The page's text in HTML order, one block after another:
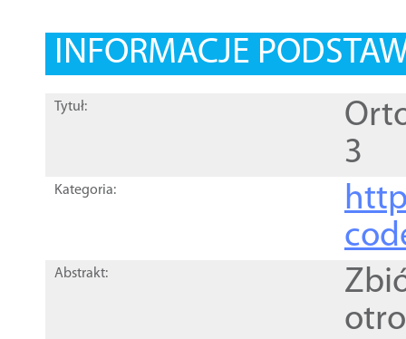
INFORMACJE
Tytuł:
3
Kategoria:
Abstrakt: